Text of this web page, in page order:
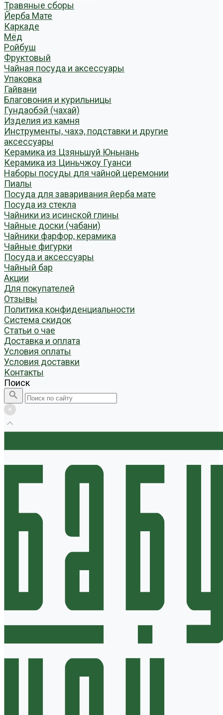
Травяные сборы
Йерба Мате
Каркаде
Мёд
Ройбуш
Фруктовый
Чайная посуда и аксессуары
Упаковка
Гайвани
Благовония и курильницы
Гундаобэй (чахай)
Изделия из камня
Инструменты, чахэ, подставки и другие
аксессуары
Керамика из Цзяньшуй Юньнань
Керамика из Циньчжоу Гуанси
Наборы посуды для чайной церемонии
Пиалы
Посуда для заваривания йерба мате
Посуда из стекла
Чайники из исинской глины
Чайные доски (чабани)
Чайники фарфор, керамика
Чайные фигурки
Посуда и аксессуары
Чайный бар
Акции
Для покупателей
Отзывы
Политика конфиденциальности
Система скидок
Статьи о чае
Доставка и оплата
Условия оплаты
Условия доставки
Контакты
Поиск